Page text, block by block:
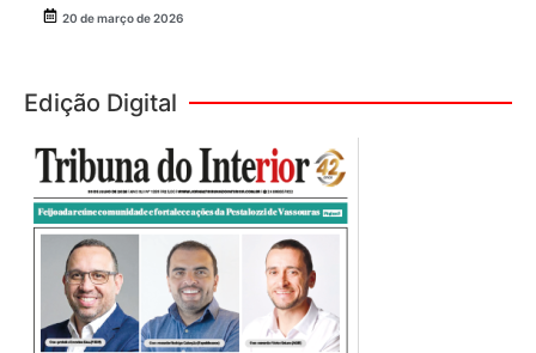
20 de março de 2026
Edição Digital